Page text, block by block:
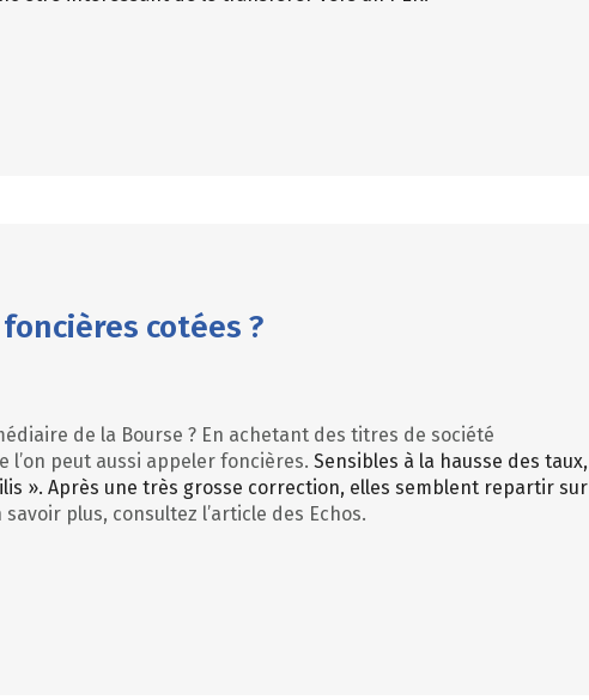
cotées ?
de la Bourse ? En achetant des titres de société
l’on peut aussi appeler foncières.Sensibles à la hausse des taux,
». Après une très grosse correction, elles semblent repartir sur
plus, consultez l’article des Echos.